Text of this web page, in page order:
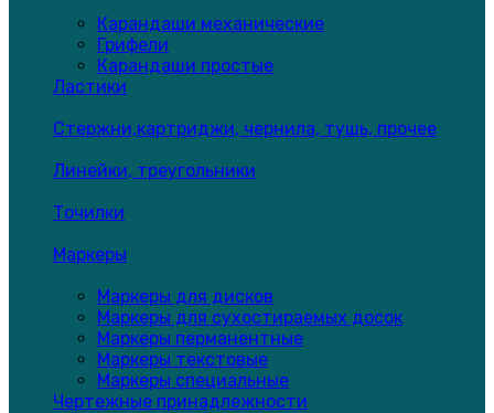
Карандаши механические
Грифели
Карандаши простые
Ластики
Стержни,картриджи, чернила, тушь, прочее
Линейки, треугольники
Точилки
Маркеры
Маркеры для дисков
Маркеры для сухостираемых досок
Маркеры перманентные
Маркеры текстовые
Маркеры специальные
Чертежные принадлежности